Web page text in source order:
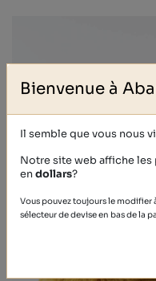
Bienvenue à
Il semble que vous nous
Notre site web affiche les
endollars?
Vous pouvez toujours le modifier
sélecteur de devise en bas de la